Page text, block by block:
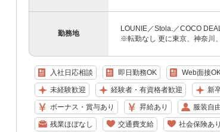
勤務地
LOUNIE／Stola.／COCO
※転勤なし 更に東京、神奈川
入社日応相談 即日勤務OK Web面接
未経験歓迎 経験者・有資格者歓迎 新
ボーナス・賞与あり 昇給あり 服装自
残業ほぼなし 交通費支給 社会保険あり